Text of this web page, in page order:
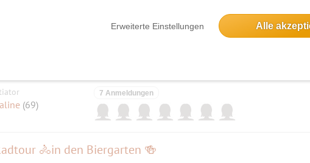
Erweiterte Einstellungen Alle
rund um die Müggelberge und anschließend in den
(69)
7 Anmeldungen
🚴in den Biergarten 🍻